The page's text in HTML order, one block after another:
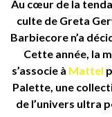
Au cœur de la
culte de Greta
Barbiecore n’a
Cette année, la
s’associe à Mattel
Palette, une
de l’univers ultra